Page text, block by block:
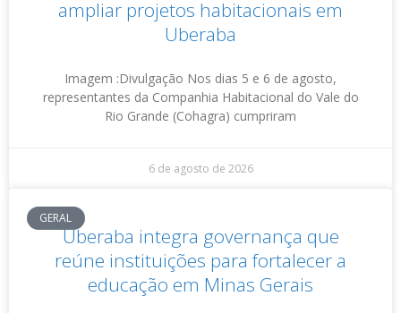
ampliar projetos habitacionais em
Uberaba
Imagem :Divulgação Nos dias 5 e 6 de agosto,
representantes da Companhia Habitacional do Vale do
Rio Grande (Cohagra) cumpriram
6 de agosto de 2026
GERAL
Uberaba integra governança que
reúne instituições para fortalecer a
educação em Minas Gerais